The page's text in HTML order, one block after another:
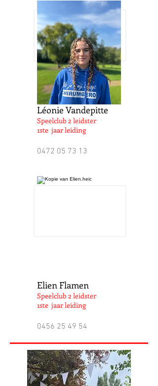
Léonie Vandepitte
Speelclub 2 leidster
1ste jaar leiding
0472 05 73 13
Elien Flamen
Speelclub 2 leidster
1ste jaar leiding
0456 25 49 54